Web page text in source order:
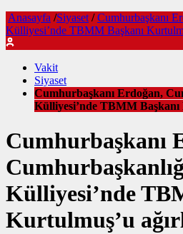
Anasayfa /Siyaset / Cumhurbaşkanı
Külliyesi’nde TBMM Başkanı
Vakit
Siyaset
Cumhurbaşkanı Erdoğan,
Külliyesi’nde TBMM Başkanı
Cumhurbaşkanı
Külliyesi’nde
Kurtulmuş’u